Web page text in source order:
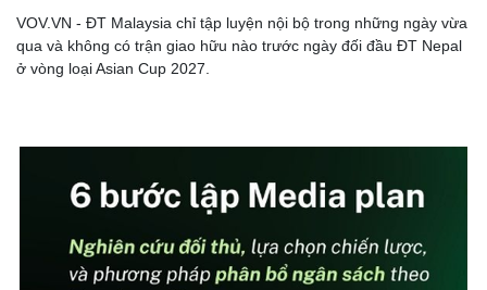
VOV.VN - ĐT Malaysia chỉ tập luyện nội bộ trong những ngày vừa
qua và không có trận giao hữu nào trước ngày đối đầu ĐT Nepal
ở vòng loại Asian Cup 2027.